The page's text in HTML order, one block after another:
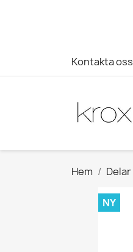
Kontakta oss
Hem Delar
NY